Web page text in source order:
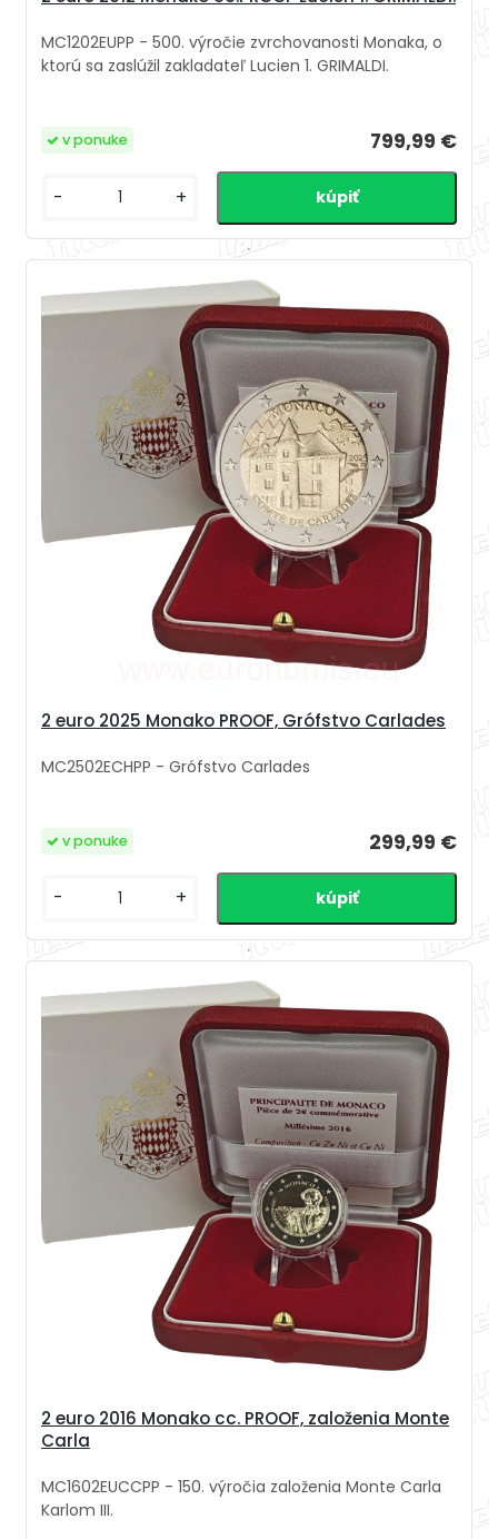
MC1202EUPP - 500. výročie zvrchovanosti Monaka, o
ktorú sa zaslúžil zakladateľ Lucien 1. GRIMALDI.
799,99 €
v ponuke
- +
2 euro 2025 Monako PROOF, Grófstvo Carlades
MC2502ECHPP - Grófstvo Carlades
299,99 €
v ponuke
- +
2 euro 2016 Monako cc. PROOF, založenia Monte
Carla
MC1602EUCCPP - 150. výročia založenia Monte Carla
Karlom III.